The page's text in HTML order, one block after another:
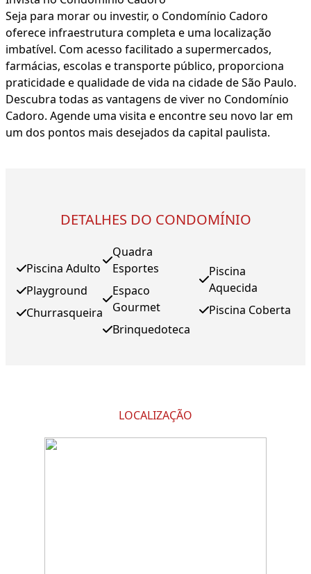
Seja para morar ou investir, o Condomínio Cadoro
oferece infraestrutura completa e uma localização
imbatível. Com acesso facilitado a supermercados,
farmácias, escolas e transporte público, proporciona
praticidade e qualidade de vida na cidade de São Paulo.
Descubra todas as vantagens de viver no Condomínio
Cadoro. Agende uma visita e encontre seu novo lar em
um dos pontos mais desejados da capital paulista.
DETALHES DO CONDOMÍNIO
Piscina Adulto
Playground
Churrasqueira
Quadra
Esportes
Espaco
Gourmet
Brinquedoteca
Piscina
Aquecida
Piscina Coberta
LOCALIZAÇÃO